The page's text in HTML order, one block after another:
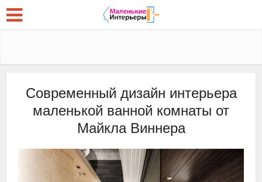
Современный дизайн интерьера
маленькой ванной комнаты от
Майкла Виннера